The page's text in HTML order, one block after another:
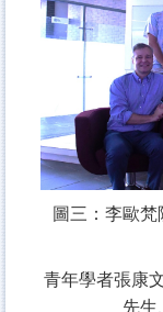
圖三：李歐
青年學者張康
先生